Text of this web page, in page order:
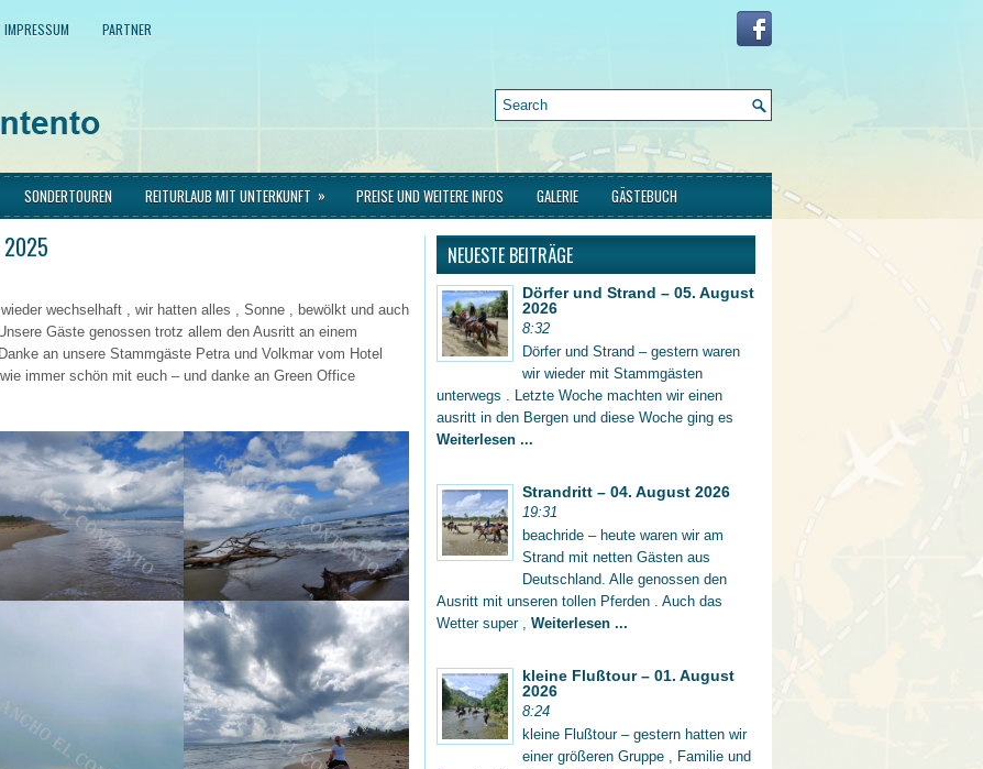
IMPRESSUM PARTNER
SONDERTOUREN REITURLAUB MIT UNTERKUNFT » PREISE UND WEITERE INFOS GALERIE GÄSTEBUCH
wechselhaft , wir hatten alles , Sonne , bewölkt und auch
Gäste genossen trotz allem den Ausritt an einem
an unsere Stammgäste Petra und Volkmar vom Hotel
immer schön mit euch – und danke an Green Office
NEUESTE BEITRÄGE
Dörfer und Strand – 05. August
2026
8:32
Dörfer und Strand – gestern waren
wir wieder mit Stammgästen
unterwegs . Letzte Woche machten wir einen
ausritt in den Bergen und diese Woche ging es
Weiterlesen ...
Strandritt – 04. August 2026
19:31
beachride – heute waren wir am
Strand mit netten Gästen aus
Deutschland. Alle genossen den
Ausritt mit unseren tollen Pferden . Auch das
Wetter super , Weiterlesen ...
kleine Flußtour – 01. August
2026
8:24
kleine Flußtour – gestern hatten wir
einer größeren Gruppe , Familie und